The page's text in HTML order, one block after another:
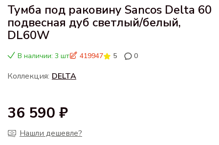
Тумба под раковину Sancos Delta 60
подвесная дуб светлый/белый,
DL60W
В наличии: 3 шт 419947 5 0
Коллекция: DELTA
36 590 ₽
Нашли дешевле?